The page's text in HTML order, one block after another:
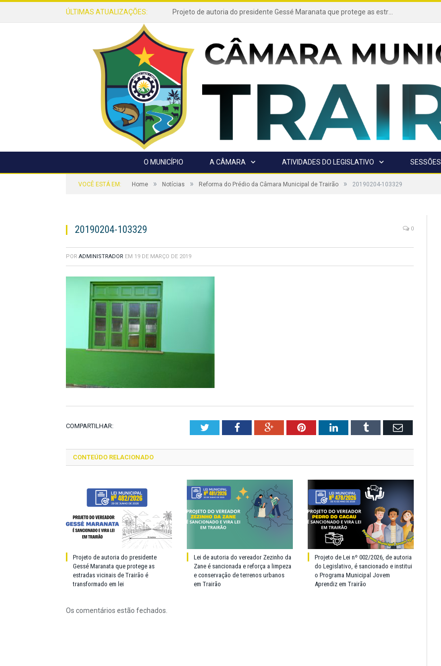
ÚLTIMAS ATUALIZAÇÕES: Projeto de autoria do presidente Gessé Maranata que protege as estradas vicinais de Trairão é transformado em lei
O MUNICÍPIO A CÂMARA ATIVIDADES DO LEGISLATIVO SESSÕES
VOCÊ ESTÁ EM: Home » Notícias » Reforma do Prédio da Câmara Municipal de Trairão » 20190204-103329
20190204-103329 0
POR ADMINISTRADOR EM 19 DE MARÇO DE 2019
COMPARTILHAR: TwitterFacebookGoogle+PinterestLinkedInTumblr Email
CONTEÚDO RELACIONADO
Projeto de autoria do presidente
Gessé Maranata que protege as
estradas vicinais de Trairão é
transformado em lei
Lei de autoria do vereador Zezinho da
Zane é sancionada e reforça a limpeza
e conservação de terrenos urbanos
em Trairão
Projeto de Lei nº 002/2026, de autoria
do Legislativo, é sancionado e institui
o Programa Municipal Jovem
Aprendiz em Trairão
Os comentários estão fechados.